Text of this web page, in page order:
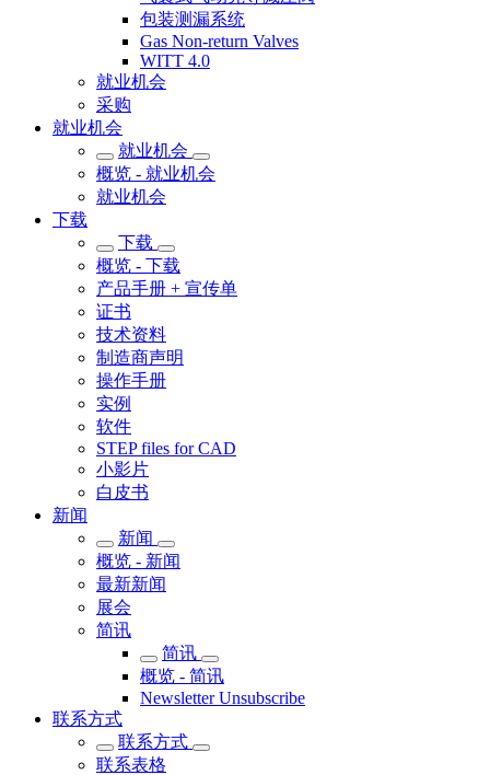
包装测漏系统
Gas Non-return Valves
WITT 4.0
就业机会
采购
就业机会
就业机会
概览 - 就业机会
就业机会
下载
下载
概览 - 下载
产品手册 + 宣传单
证书
技术资料
制造商声明
操作手册
实例
软件
STEP files for CAD
小影片
白皮书
新闻
新闻
概览 - 新闻
最新新闻
展会
简讯
简讯
概览 - 简讯
Newsletter Unsubscribe
联系方式
联系方式
联系表格